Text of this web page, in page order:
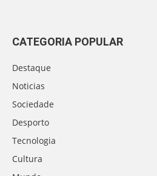
CATEGORIA POPULAR
Destaque
Noticias
Sociedade
Desporto
Tecnologia
Cultura